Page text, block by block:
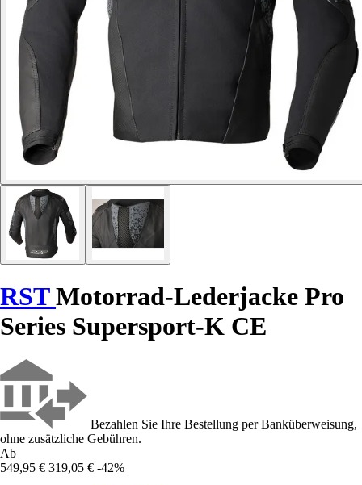
RSTMotorrad-Lederjacke Pro
Series Supersport-K CE
Bezahlen Sie Ihre Bestellung per Banküberweisung,
ohne zusätzliche Gebühren.
Ab
549,95 € 319,05 € -42%